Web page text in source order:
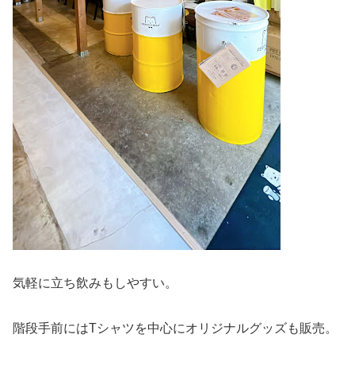
気軽に立ち飲みもしやすい。
階段手前にはTシャツを中心にオリジナルグッズも販売。